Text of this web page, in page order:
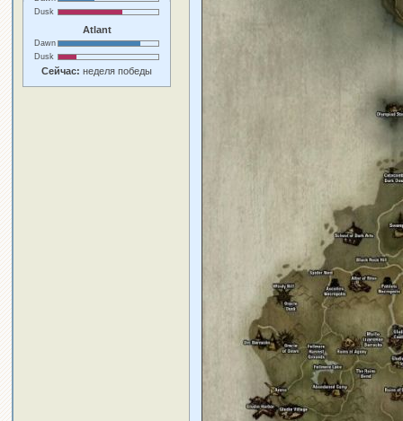
Dusk
Atlant
Dawn
Dusk
Сейчас: неделя победы